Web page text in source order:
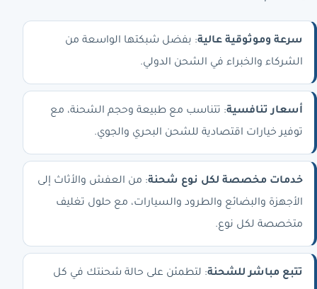
سرعة وموثوقية عالية: بفضل شبكتها الواسعة من
الشركاء والخبراء في الشحن الدولي.
أسعار تنافسية: تتناسب مع طبيعة وحجم الشحنة، مع
توفير خيارات اقتصادية للشحن البحري والجوي.
خدمات مخصصة لكل نوع شحنة: من العفش والأثاث إلى
الأجهزة والبضائع والط­رود والسيارات، مع حلول تغليف
متخصصة لكل نوع.
تتبع مباشر للشحنة: لتطمئن على حالة شحنتك في كل